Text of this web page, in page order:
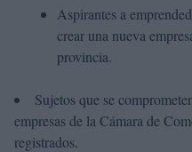
Aspirantes a
crear una nueva
provincia.
Sujetos que se
empresas de la Cámara de
registrados.